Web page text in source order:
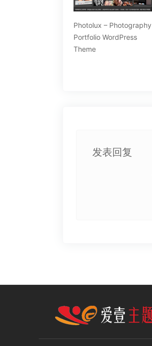
Photolux – Photography
Portfolio WordPress
Theme
发表回复